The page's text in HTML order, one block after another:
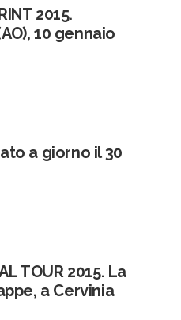
2015.
10 gennaio
a giorno il 30
TOUR 2015. La
a Cervinia